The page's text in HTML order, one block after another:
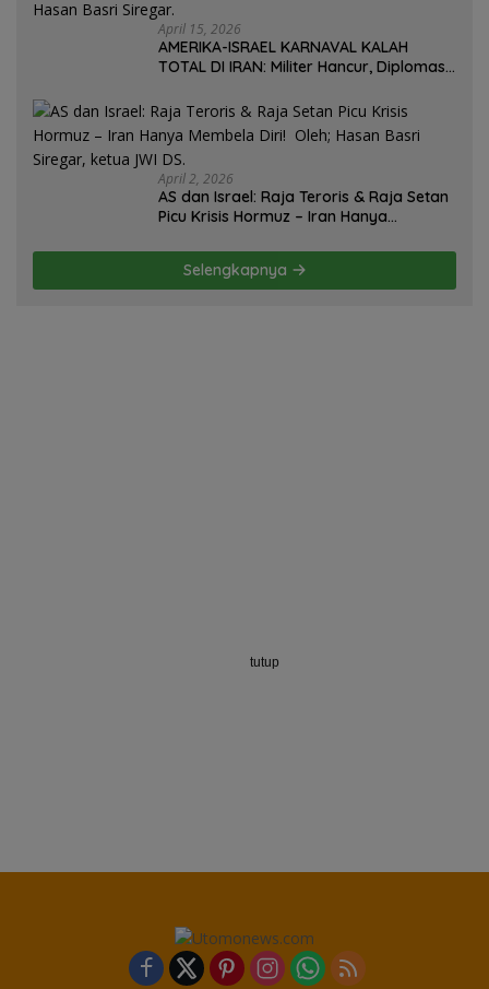
April 15, 2026
AMERIKA-ISRAEL KARNAVAL KALAH
TOTAL DI IRAN: Militer Hancur, Diplomasi
Basri Siregar.
April 2, 2026
AS dan Israel: Raja Teroris & Raja Setan
Picu Krisis Hormuz – Iran Hanya
ketua JWI DS.
Selengkapnya
tutup